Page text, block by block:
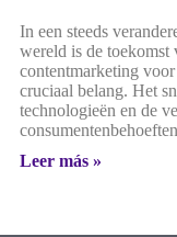
In een steeds
wereld is de toekomst
contentmarketing
cruciaal belang. Het
technologieën en de
consumentenbehoeften
Leer más »